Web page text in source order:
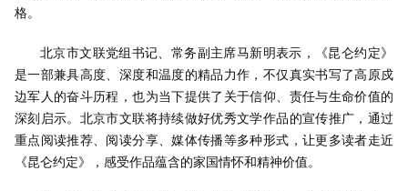
格。
北京市文联党组书记、常务副主席马新明表示，《昆仑约定》
是一部兼具高度、深度和温度的精品力作，不仅真实书写了高原戍
边军人的奋斗历程，也为当下提供了关于信仰、责任与生命价值的
深刻启示。北京市文联将持续做好优秀文学作品的宣传推广，通过
重点阅读推荐、阅读分享、媒体传播等多种形式，让更多读者走近
《昆仑约定》，感受作品蕴含的家国情怀和精神价值。